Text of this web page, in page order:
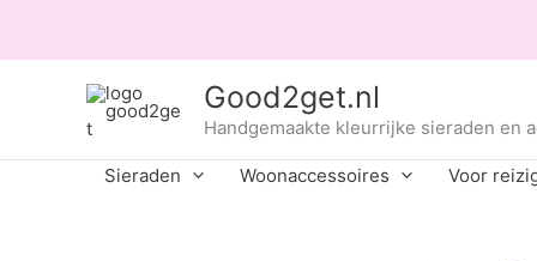
Good2get.nl
Handgemaakte kleurrijke sieraden en
Sieraden Woonaccessoires Voor